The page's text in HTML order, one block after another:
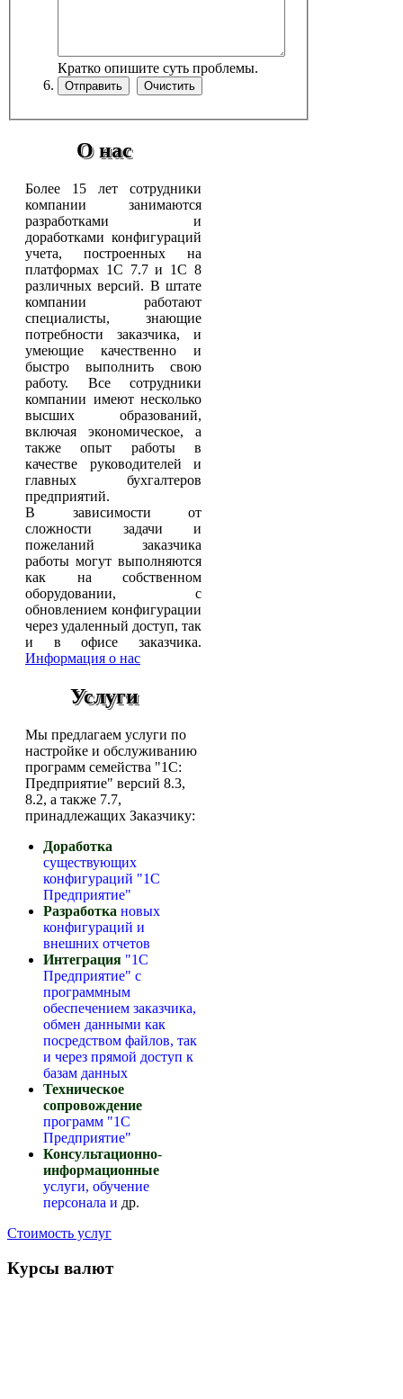
Кратко опишите суть проблемы.
О нас
Более 15 лет сотрудники
компании занимаются
разработками и
доработками конфигураций
учета, построенных на
платформах 1С 7.7 и 1С 8
различных версий. В штате
компании работают
специалисты, знающие
потребности заказчика, и
умеющие качественно и
быстро выполнить свою
работу. Все сотрудники
компании имеют несколько
высших образований,
включая экономическое, а
также опыт работы в
качестве руководителей и
главных бухгалтеров
предприятий.
В зависимости от
сложности задачи и
пожеланий заказчика
работы могут выполняются
как на собственном
оборудовании, с
обновлением конфигурации
через удаленный доступ, так
и в офисе заказчика.
Информация о нас
Услуги
Мы предлагаем услуги по
настройке и обслуживанию
программ семейства "1С:
Предприятие" версий 8.3,
8.2, а также 7.7,
принадлежащих Заказчику:
Доработка
существующих
конфигураций "1C
Предприятие"
Разработка новых
конфигураций и
внешних отчетов
Интеграция "1C
Предприятие" с
программным
обеспечением заказчика,
обмен данными как
посредством файлов, так
и через прямой доступ к
базам данных
Техническое
сопровождение
программ "1С
Предприятие"
Консультационно-
информационные
услуги, обучение
персонала и др.
Стоимость услуг
Курсы валют